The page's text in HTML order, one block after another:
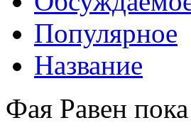
Популярное
Название
Фая Равен